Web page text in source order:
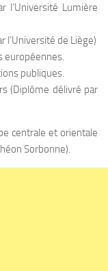
l’Université Lumière
l’Université de Liège)
européennes.
publiques.
(Diplôme délivré par
centrale et orientale
Sorbonne).